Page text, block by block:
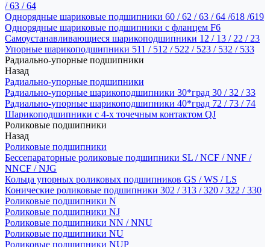
/ 63 / 64
Однорядные шариковые подшипники 60 / 62 / 63 / 64 /618 /619
Однорядные шариковые подшипники с фланцем F6
Самоустанавливающиеся шарикоподшипники 12 / 13 / 22 / 23
Упорные шарикоподшипники 511 / 512 / 522 / 523 / 532 / 533
Радиально-упорные подшипники
Назад
Радиально-упорные подшипники
Радиально-упорные шарикоподшипники 30*град 30 / 32 / 33
Радиально-упорные шарикоподшипники 40*град 72 / 73 / 74
Шарикоподшипники с 4-х точечным контактом QJ
Роликовые подшипники
Назад
Роликовые подшипники
Бессепараторные роликовые подшипники SL / NCF / NNF /
NNCF / NJG
Кольца упорных роликовых подшипников GS / WS / LS
Конические роликовые подшипники 302 / 313 / 320 / 322 / 330
Роликовые подшипники N
Роликовые подшипники NJ
Роликовые подшипники NN / NNU
Роликовые подшипники NU
Роликовые подшипники NUP